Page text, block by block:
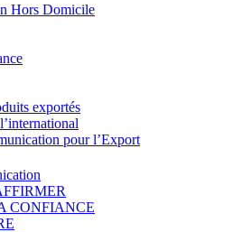
Hors Domicile
exportés
pour l’Export
CONFIANCE